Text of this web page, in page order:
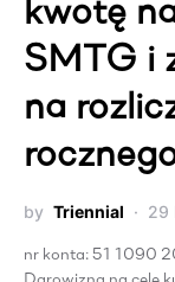
kwotę
SMTG i
na
by Triennial 29
nr konta: 51 1090